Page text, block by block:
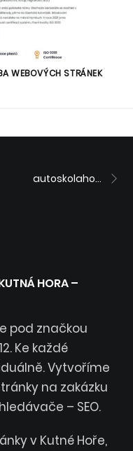
WEBOVÝCH STRÁNEK
autoskolahodac.cz
HORA –
pod značkou
Ke každé
Vytvoříme
na zakázku
– SEO.
v Kutné Hoře,